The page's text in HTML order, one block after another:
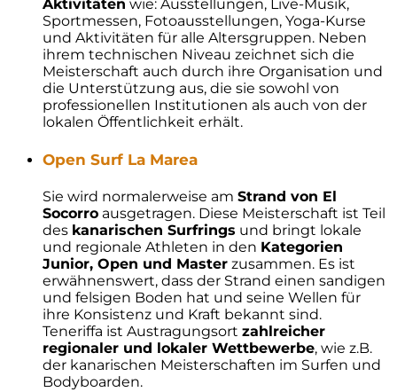
Aktivitäten wie: Ausstellungen, Live-Musik,
Sportmessen, Fotoausstellungen, Yoga-Kurse
und Aktivitäten für alle Altersgruppen. Neben
ihrem technischen Niveau zeichnet sich die
Meisterschaft auch durch ihre Organisation und
die Unterstützung aus, die sie sowohl von
professionellen Institutionen als auch von der
lokalen Öffentlichkeit erhält.
Open Surf La Marea
Sie wird normalerweise am Strand von El
Socorro ausgetragen. Diese Meisterschaft ist Teil
des kanarischen Surfrings und bringt lokale
und regionale Athleten in den Kategorien
Junior, Open und Master zusammen. Es ist
erwähnenswert, dass der Strand einen sandigen
und felsigen Boden hat und seine Wellen für
ihre Konsistenz und Kraft bekannt sind.
Teneriffa ist Austragungsort zahlreicher
regionaler und lokaler Wettbewerbe, wie z.B.
der kanarischen Meisterschaften im Surfen und
Bodyboarden.